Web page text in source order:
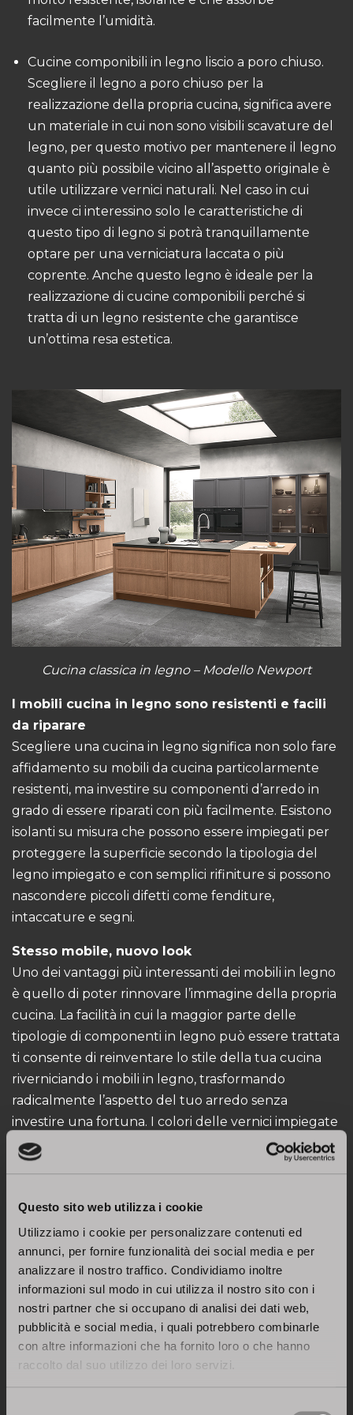
Questo sito web utilizza i cookie
Utilizziamo i cookie per personalizzare contenuti ed
annunci, per fornire funzionalità dei social media e per
analizzare il nostro traffico. Condividiamo inoltre
informazioni sul modo in cui utilizza il nostro sito con i
nostri partner che si occupano di analisi dei dati web,
pubblicità e social media, i quali potrebbero combinarle
con altre informazioni che ha fornito loro o che hanno
raccolto dal suo utilizzo dei loro servizi.
facilmente l’umidità.
Cucine componibili in legno liscio a poro chiuso.
Scegliere il legno a poro chiuso per la
realizzazione della propria cucina, significa avere
un materiale in cui non sono visibili scavature del
legno, per questo motivo per mantenere il legno
quanto più possibile vicino all’aspetto originale è
utile utilizzare vernici naturali. Nel caso in cui
invece ci interessino solo le caratteristiche di
questo tipo di legno si potrà tranquillamente
optare per una verniciatura laccata o più
coprente. Anche questo legno è ideale per la
realizzazione di cucine componibili perché si
tratta di un legno resistente che garantisce
un’ottima resa estetica.
Cucina classica in legno – Modello Newport
I mobili cucina in legno sono resistenti e facili
da riparare
Scegliere una cucina in legno significa non solo fare
affidamento su mobili da cucina particolarmente
resistenti, ma investire su componenti d’arredo in
grado di essere riparati con più facilmente. Esistono
isolanti su misura che possono essere impiegati per
proteggere la superficie secondo la tipologia del
legno impiegato e con semplici rifiniture si possono
nascondere piccoli difetti come fenditure,
intaccature e segni.
Stesso mobile, nuovo look
Uno dei vantaggi più interessanti dei mobili in legno
è quello di poter rinnovare l’immagine della propria
cucina. La facilità in cui la maggior parte delle
tipologie di componenti in legno può essere trattata
ti consente di reinventare lo stile della tua cucina
riverniciando i mobili in legno, trasformando
radicalmente l’aspetto del tuo arredo senza
investire una fortuna. I colori delle vernici impiegate
sono in grado di offrirti un’ampia gamma di finiture
tra cui scegliere.
Svantaggi di una cucina in legno
Maggiore manutenzione
Le cucine in legno richiedono più cura rispetto ad
altre tipologie di cucina. I mobili in legno delle
cucine classiche sono più impegnativi fin dalla fase
di montaggio e necessitano di una cura più diligente
nella manutenzione. É importante ad esempio
accendere la cappa durante le operazioni di cottura